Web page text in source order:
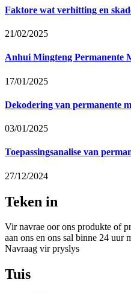
Faktore wat verhitting en
21/02/2025
Anhui Mingteng Permanente
17/01/2025
Dekodering van permanente
03/01/2025
Toepassingsanalise van
27/12/2024
Teken in
Vir navrae oor ons produkte of
aan ons en ons sal binne 24 uur
Navraag vir pryslys
Tuis